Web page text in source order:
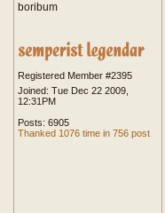
boribum
Registered Member #2395
Joined: Tue Dec 22 2009,
12:31PM
Posts: 6905
Thanked 1076 time in 756 post